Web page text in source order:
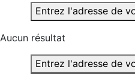
Entrez l'adresse de
Aucun résultat
Entrez l'adresse de